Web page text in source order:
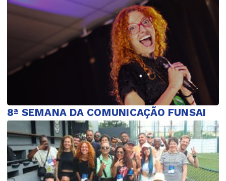
8ª SEMANA DA COMUNICAÇÃO FUNSAI